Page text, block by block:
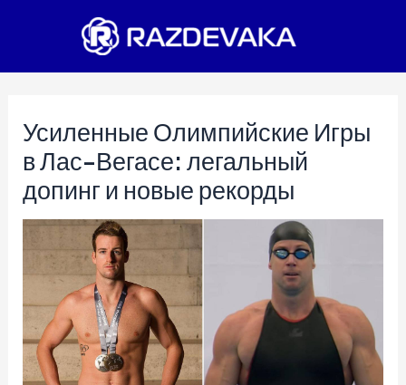
Усиленные Олимпийские Игры
в Лас-Вегасе: легальный
допинг и новые рекорды